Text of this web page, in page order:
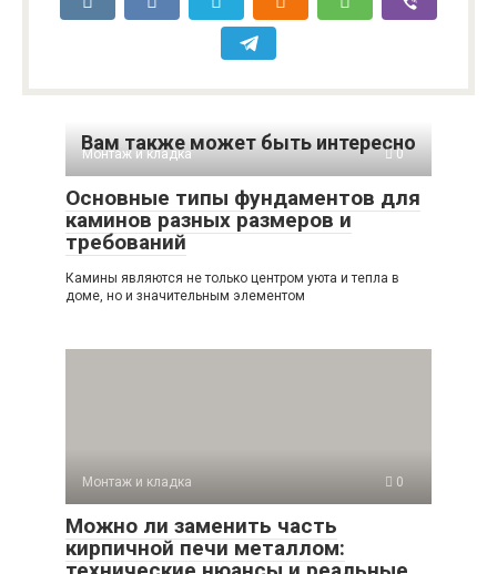
Вам также может быть интересно
Монтаж и кладка 0
Основные типы фундаментов для
каминов разных размеров и
требований
Камины являются не только центром уюта и тепла в
доме, но и значительным элементом
Монтаж и кладка 0
Можно ли заменить часть
кирпичной печи металлом: